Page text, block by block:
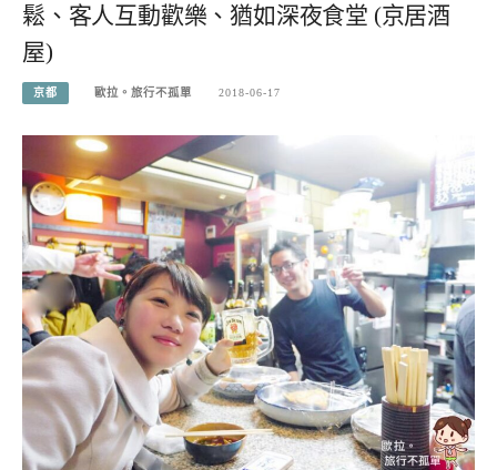
鬆、客人互動歡樂、猶如深夜食堂 (京居酒
屋)
京都 歐拉。旅行不孤單 2018-06-17